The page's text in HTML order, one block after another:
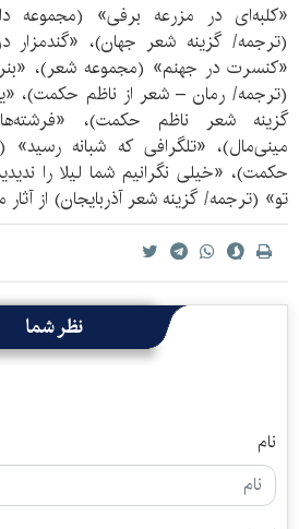
«کلبه‌ای در مزرعه برفی» (مجموعه
(ترجمه/ گزینه شعر جهان)، «گندمزار
«کنسرت در جهنم» (مجموعه شعر)،
(ترجمه/ رمان – شعر از ناظم حکمت)،
گزینه شعر ناظم حکمت)،
مینی‌مال)، «تلگرافی که شبانه
حکمت)، «خیلی نگرانیم شما لیلا را
تو» (ترجمه/ گزینه شعر آذربایجان) از
نظر شما
نام